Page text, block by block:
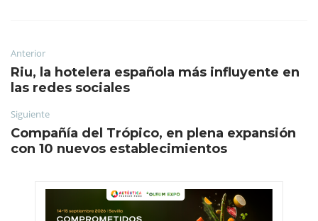
Anterior
Riu, la hotelera española más influyente en
las redes sociales
Siguiente
Compañía del Trópico, en plena expansión
con 10 nuevos establecimientos